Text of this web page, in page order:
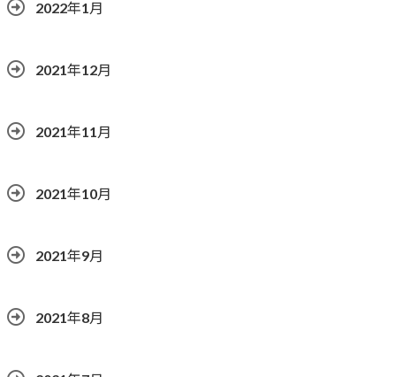
2022年1月
2021年12月
2021年11月
2021年10月
2021年9月
2021年8月